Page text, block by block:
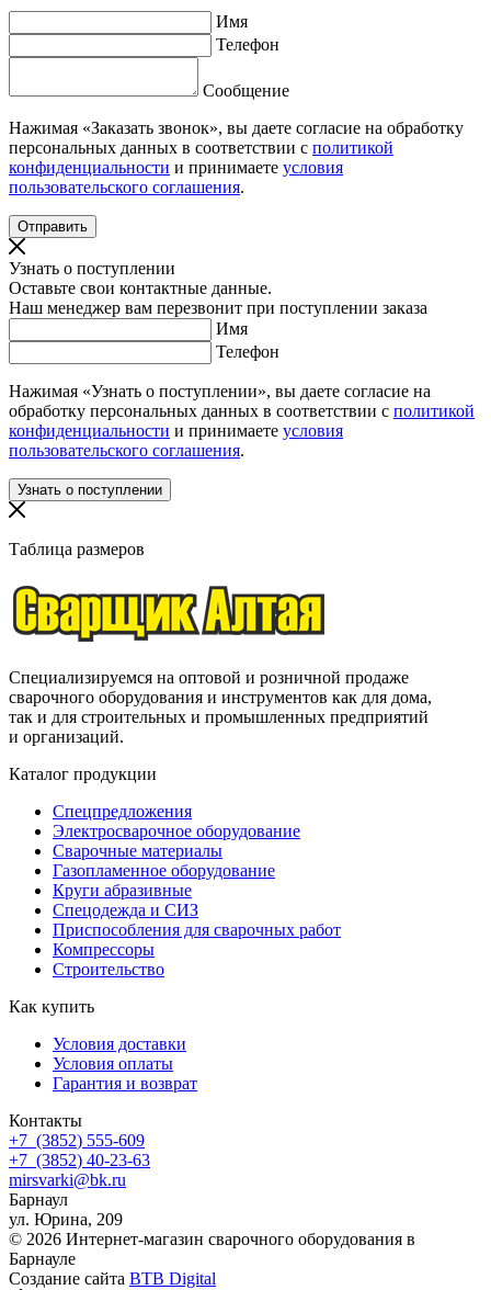
Имя
Телефон
Сообщение
Нажимая «Заказать звонок», вы даете согласие на обработку
персональных данных в соответствии с политикой
конфиденциальности и принимаете условия
пользовательского соглашения.
Узнать о поступлении
Оставьте свои контактные данные.
Наш менеджер вам перезвонит при поступлении заказа
Имя
Телефон
Нажимая «Узнать о поступлении», вы даете согласие на
обработку персональных данных в соответствии с политикой
конфиденциальности и принимаете условия
пользовательского соглашения.
Таблица размеров
Специализируемся на оптовой и розничной продаже
сварочного оборудования и инструментов как для дома,
так и для строительных и промышленных предприятий
и организаций.
Каталог продукции
Спецпредложения
Электросварочное оборудование
Сварочные материалы
Газопламенное оборудование
Круги абразивные
Спецодежда и СИЗ
Приспособления для сварочных работ
Компрессоры
Строительство
Как купить
Условия доставки
Условия оплаты
Гарантия и возврат
Контакты
+7 (3852) 555-609
+7 (3852) 40-23-63
mirsvarki@bk.ru
Барнаул
ул. Юрина, 209
© 2026 Интернет-магазин сварочного оборудования в
Барнауле
Создание сайта BTB Digital